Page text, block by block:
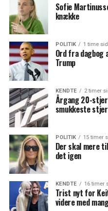
Sofie
knække
POLITIK 1 time
Ord fra dagbog
Trump
KENDTE 2 timer
Årgang 20-
smukkeste
POLITIK 15 timer
Der skal mere
det igen
KENDTE 16 timer
Trist nyt for
videre med